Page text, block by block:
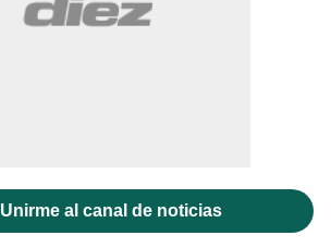
Unirme al canal de noticias